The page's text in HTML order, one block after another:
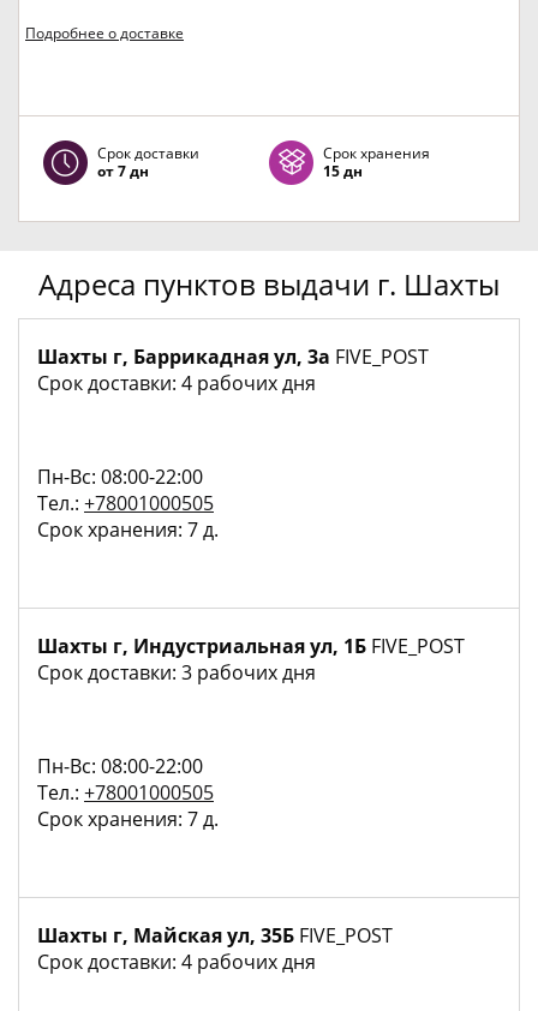
Подробнее о доставке
Срок доставки
от 7 дн
Срок хранения
15 дн
Адреса пунктов выдачи г. Шахты
Шахты г, Баррикадная ул, 3а FIVE_POST
Срок доставки: 4 рабочих дня
Пн-Вс: 08:00-22:00
Тел.: +78001000505
Срок хранения: 7 д.
Шахты г, Индустриальная ул, 1Б FIVE_POST
Срок доставки: 3 рабочих дня
Пн-Вс: 08:00-22:00
Тел.: +78001000505
Срок хранения: 7 д.
Шахты г, Майская ул, 35Б FIVE_POST
Срок доставки: 4 рабочих дня